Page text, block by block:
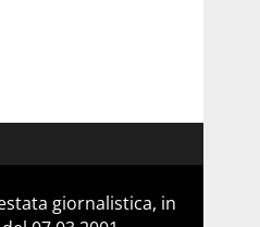
giornalistica, in